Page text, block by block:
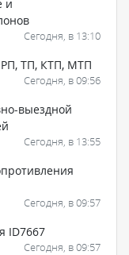
и
Сегодня, в 13:10
РП, ТП, КТП, МТП
Сегодня, в 09:56
выездной
Сегодня, в 13:55
Сегодня, в 09:57
ID7667
Сегодня, в 09:57